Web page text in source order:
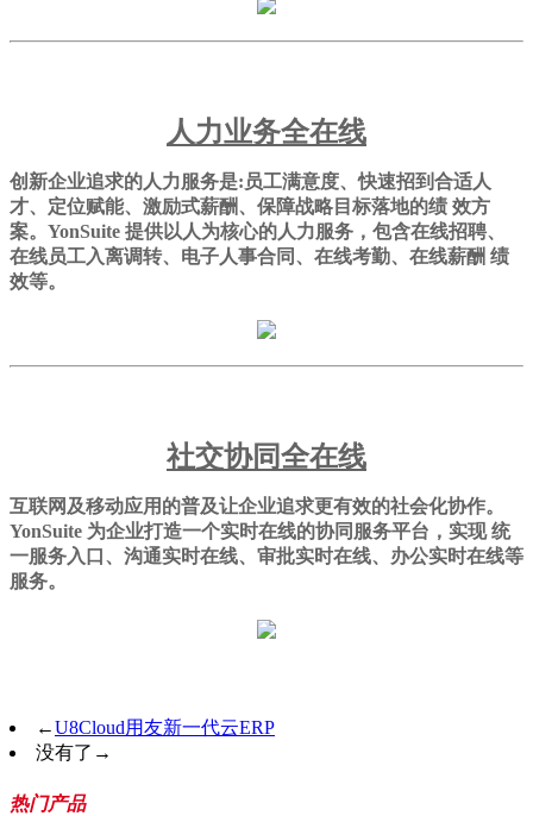
人力业务全在线
创新企业追求的人力服务是:员工满意度、快速招到合适人
才、定位赋能、激励式薪酬、保障战略目标落地的绩 效方
案。YonSuite 提供以人为核心的人力服务，包含在线招聘、
在线员工入离调转、电子人事合同、在线考勤、在线薪酬 绩
效等。
社交协同全在线
互联网及移动应用的普及让企业追求更有效的社会化协作。
YonSuite 为企业打造一个实时在线的协同服务平台，实现 统
一服务入口、沟通实时在线、审批实时在线、办公实时在线等
服务。
←U8Cloud用友新一代云ERP
没有了 →
热门产品